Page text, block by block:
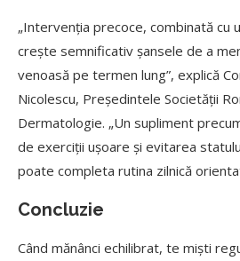
„Intervenția precoce, combinată cu
crește semnificativ șansele de a
venoasă pe termen lung”, explică
Nicolescu, Președintele Societății
Dermatologie. „Un supliment
de exerciții ușoare și evitarea
poate completa rutina zilnică
Concluzie
Când mănânci echilibrat, te miști